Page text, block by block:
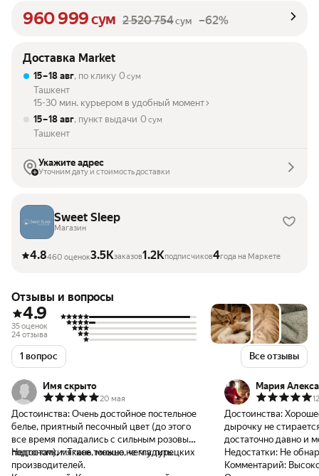
960 999сум 2 520 754сум –62%
Доставка Market
15 – 18 авг, по клику 0 сум
Ташкент
15-30 мин. курьером в удобный момент
15 – 18 авг, пункт выдачи 0 сум
Ташкент
Укажите адрес
Уточним дату и стоимость доставки
Sweet Sleep
Магазин
4.8460 оценок3.5Kзаказов1.2Kподписчиков4года на Маркете
Отзывы и вопросы
4.9
35 оценок
24 отзыва
1 вопрос Все отзывы
Имя скрыто
20 мая
Достоинства: Очень достойное постельное
белье, приятный песочный цвет (до этого
все время попадались с сильным розовым
подтоном), мягкое, можно не гладить.
Недостатки: Ткань тоньше, чем у турецких
производителей.
Мария
Достоинства:
дырочку не
достаточно давно и
Недостатки: Не
Комментарий: